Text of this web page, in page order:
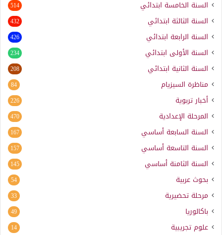
السنة الخامسة ابتدائي 514
السنة الثالثة ابتدائي 432
السنة الرابعة ابتدائي 426
السنة الأولى ابتدائي 234
السنة الثانية ابتدائي 208
مناظرة السيزيام 84
أخبار تربوية 226
المرحلة الإعدادية 470
السنة السابعة أساسي 167
السنة التاسعة أساسي 157
السنة الثامنة أساسي 145
بحوث عربية 54
مرحلة تحضيرية 33
باكالوريا 49
علوم تجريبية 14